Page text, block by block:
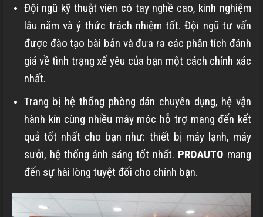
Đội ngũ kỹ thuật viên có tay nghề cao, kinh nghiệm
lâu năm và ý thức trách nhiệm tốt. Đội ngũ tư vấn
được đào tạo bài bản và đưa ra các phân tích đánh
giá về tình trạng xế yêu của bạn một cách chính xác
nhất.
Trang bị hệ thống phòng dán chuyên dụng, hệ vận
hành kín cùng nhiều máy móc hỗ trợ mang đến kết
quả tốt nhất cho bạn như: thiết bị máy lạnh, máy
sưởi, hệ thống ánh sáng tốt nhất. PROAUTO mang
đến sự hài lòng tuyệt đối cho chính bạn.